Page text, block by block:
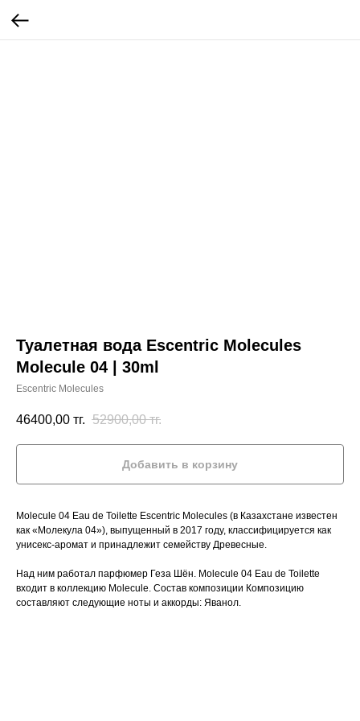
Туалетная вода Escentric Molecules
Molecule 04 | 30ml
Escentric Molecules
46400,00 тг. 52900,00 тг.
Добавить в корзину
Molecule 04 Eau de Toilette Escentric Molecules (в Казахстане известен
как «Молекула 04»), выпущенный в 2017 году, классифицируется как
унисекс-аромат и принадлежит семейству Древесные.
Над ним работал парфюмер Геза Шён. Molecule 04 Eau de Toilette
входит в коллекцию Molecule. Состав композиции Композицию
составляют следующие ноты и аккорды: Яванол.